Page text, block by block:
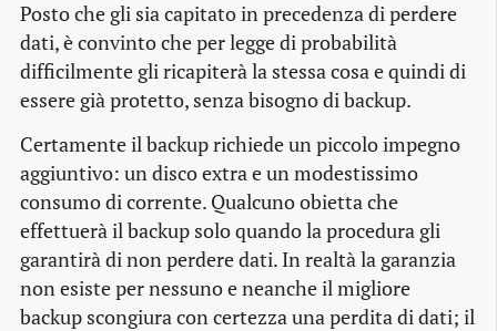
Posto che gli sia capitato in precedenza di perdere
dati, è convinto che per legge di probabilità
difficilmente gli ricapiterà la stessa cosa e quindi di
essere già protetto, senza bisogno di backup.
Certamente il backup richiede un piccolo impegno
aggiuntivo: un disco extra e un modestissimo
consumo di corrente. Qualcuno obietta che
effettuerà il backup solo quando la procedura gli
garantirà di non perdere dati. In realtà la garanzia
non esiste per nessuno e neanche il migliore
backup scongiura con certezza una perdita di dati; il